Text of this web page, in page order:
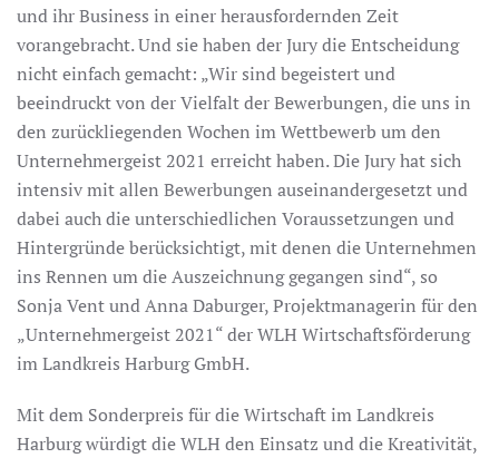
und ihr Business in einer herausfordernden Zeit
vorangebracht. Und sie haben der Jury die Entscheidung
nicht einfach gemacht: „Wir sind begeistert und
beeindruckt von der Vielfalt der Bewerbungen, die uns in
den zurückliegenden Wochen im Wettbewerb um den
Unternehmergeist 2021 erreicht haben. Die Jury hat sich
intensiv mit allen Bewerbungen auseinandergesetzt und
dabei auch die unterschiedlichen Voraussetzungen und
Hintergründe berücksichtigt, mit denen die Unternehmen
ins Rennen um die Auszeichnung gegangen sind“, so
Sonja Vent und Anna Daburger, Projektmanagerin für den
„Unternehmergeist 2021“ der WLH Wirtschaftsförderung
im Landkreis Harburg GmbH.
Mit dem Sonderpreis für die Wirtschaft im Landkreis
Harburg würdigt die WLH den Einsatz und die Kreativität,